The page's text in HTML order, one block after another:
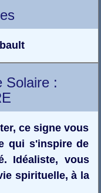
Solaire :
ce signe vous
qui s'inspire de
Idéaliste, vous
spirituelle, à la